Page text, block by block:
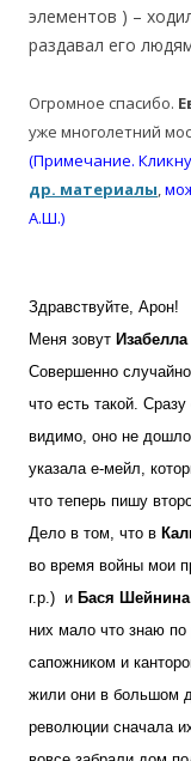
элементов ) –
раздавал его
Огромное спасибо.
уже многолетний
(Примечание.
др. материалы,
А.Ш.)
Здравствуйте, Арон!
Меня зовут
Совершенно
что есть такой.
видимо, оно не
указала е-мейл,
что теперь пишу
Дело в том, что в
во время войны мои
г.р.) и Бася Шейнина
них мало что знаю
сапожником и
жили они в большом
революции сначала